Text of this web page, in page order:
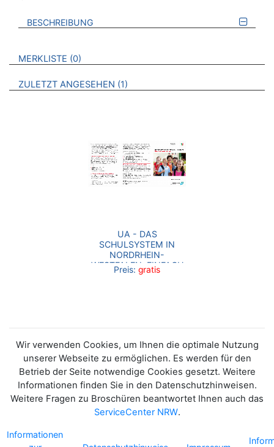
BESCHREIBUNG
VERWEISE AUF VERMERKTE- ODER ZULETZT ANGESEHENE
MERKLISTE 0 BROSCHÜREN
ZULETZT ANGESEHEN 1 BROSCHÜREN
UA - DAS
SCHULSYSTEM IN
NORDRHEIN-
WESTFALEN. EINFACH
UND SCHNELL
Preis: gratis
Wir verwenden Cookies, um Ihnen die optimale Nutzung
unserer Webseite zu ermöglichen. Es werden für den
Betrieb der Seite notwendige Cookies gesetzt. Weitere
Informationen finden Sie in den Datenschutzhinweisen.
Weitere Fragen zu Broschüren beantwortet Ihnen auch das
ServiceCenter NRW.
Informationen